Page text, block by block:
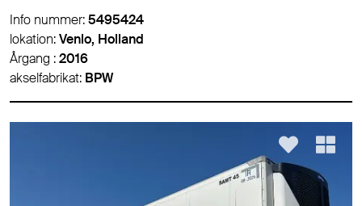
Info nummer:5495424
lokation:Venlo, Holland
Årgang :2016
akselfabrikat: BPW